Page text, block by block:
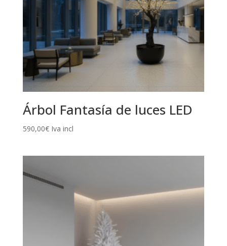
Árbol Fantasía de luces LED
590,00€ Iva incl